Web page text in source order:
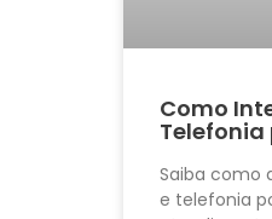
Como
Telefonia
Saiba como
e telefonia